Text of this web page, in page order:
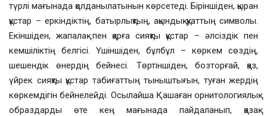
түрлі мағынада қолданылатынын көрсетеді. Біріншіден, қыран
құстар – еркіндіктің, батырлықтың, ақындық қуаттың символы.
Екіншіден, жапалақ пен қарға сияқты құстар – әлсіздік пен
кемшіліктің белгісі. Үшіншіден, бұлбұл – көркем сөздің,
шешендік өнердің бейнесі. Төртіншіден, бозторғай, қаз,
үйрек сияқты құстар табиғаттың тыныштығын, туған жердің
көркемдігін бейнелейді. Осылайша Қашаған орнитологиялық
образдарды өте кең мағынада пайдаланып, қазақ